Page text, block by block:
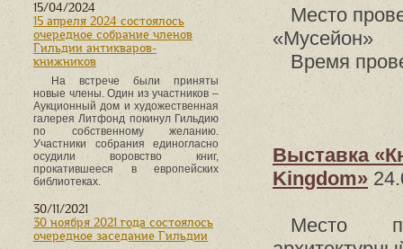
Место
«Мусейон»
Время
Выставка
Kingdom»
Место
15/04/2024
15 апреля 2024 состоялось
очередное собрание членов
Гильдии антикваров-
книжников
На встрече были приняты
новые члены. Один из участников –
Аукционный дом и художественная
галерея Литфонд покинул Гильдию
по собственному желанию.
Участники собрания единогласно
осудили воровство книг,
прокатившееся в европейских
библиотеках.
30/11/2021
30 ноября 2021 года состоялось
очередное заседание Гильдии